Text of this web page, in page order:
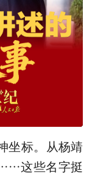
坐标。从杨靖
这些名字挺